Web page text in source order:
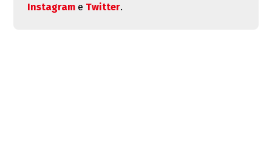
Instagrame Twitter.